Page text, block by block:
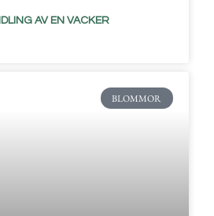
AV EN VACKER
BLOMMOR